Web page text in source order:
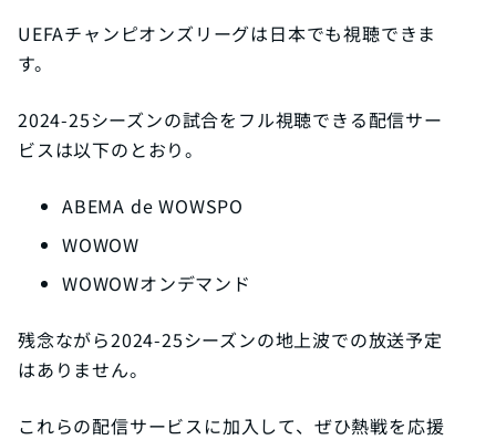
UEFAチャンピオンズリーグは日本でも視聴できま
す。
2024-25シーズンの試合をフル視聴できる配信サー
ビスは以下のとおり。
ABEMA de WOWSPO
WOWOW
WOWOWオンデマンド
残念ながら2024-25シーズンの地上波での放送予定
はありません。
これらの配信サービスに加入して、ぜひ熱戦を応援